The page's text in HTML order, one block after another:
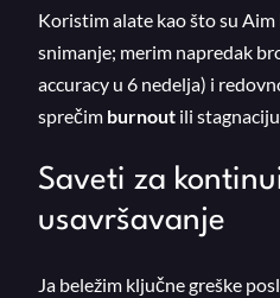
Koristim alate kao što su Aim
snimanje; merim napredak
accuracy u 6 nedelja) i
sprečim burnout ili stagnaciju.
Saveti za
usavršavanje
Ja beležim ključne greške